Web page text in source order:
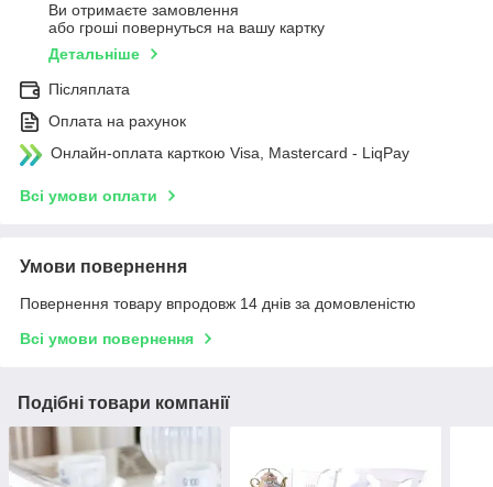
Ви отримаєте замовлення
або гроші повернуться на вашу картку
Детальніше
Післяплата
Оплата на рахунок
Онлайн-оплата карткою Visa, Mastercard - LiqPay
Всі умови оплати
Умови повернення
Повернення товару впродовж 14 днів за домовленістю
Всі умови повернення
Подібні товари компанії